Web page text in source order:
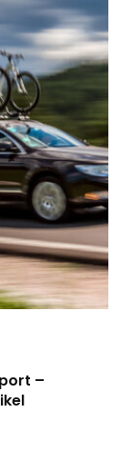
–